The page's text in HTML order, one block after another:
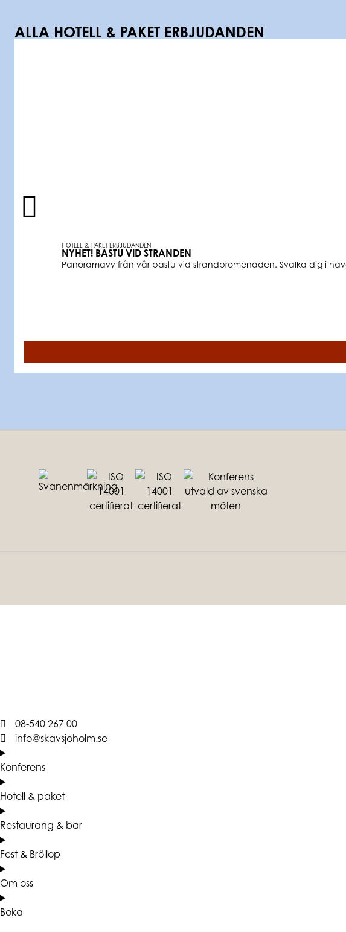
ALLA HOTELL & PAKET ERBJUDANDEN
HOTELL & PAKET ERBJUDANDEN
NYHET! BASTU VID STRANDEN
Panoramavy från vår bastu vid strandpromenaden. Svalka dig i
08-540 267 00
info@skavsjoholm.se
Konferens
Hotell & paket
Restaurang & bar
Fest & Bröllop
Om oss
Boka